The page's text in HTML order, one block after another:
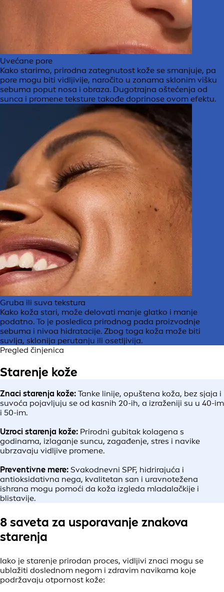
Uvećane pore
Kako starimo, prirodna zategnutost kože se smanjuje, pa
pore mogu biti vidljivije, naročito u zonama sklonim višku
sebuma poput nosa i obraza. Dugotrajna oštećenja od
sunca i promene teksture takođe doprinose ovom efektu.
Gruba ili suva tekstura
Kako koža stari, može delovati manje glatko i manje
podatno. To je posledica prirodnog pada proizvodnje
sebuma i nivoa hidratacije. Zbog toga koža može biti
suvlja, sklonija perutanju ili osetljivija.
Pregled činjenica
Starenje kože
Znaci starenja kože: Tanke linije, opuštena koža, bez sjaja i
suvoća pojavljuju se od kasnih 20-ih, a izraženiji su u 40-im
i 50-im.
Uzroci starenja kože: Prirodni gubitak kolagena s
godinama, izlaganje suncu, zagađenje, stres i navike
ubrzavaju vidljive promene.
Preventivne mere: Svakodnevni SPF, hidrirajuća i
antioksidativna nega, kvalitetan san i uravnotežena
ishrana mogu pomoći da koža izgleda mladalačkije i
blistavije.
8 saveta za usporavanje znakova
starenja
Iako je starenje prirodan proces, vidljivi znaci mogu se
ublažiti doslednom negom i zdravim navikama koje
podržavaju otpornost kože: